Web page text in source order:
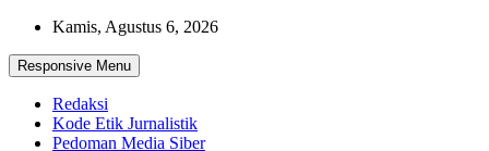
Skip
content
Kamis, Agustus 6, 2026
Responsive Menu
Redaksi
Kode Etik Jurnalistik
Pedoman Media Siber